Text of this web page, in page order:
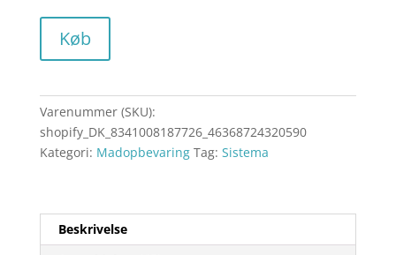
Køb
Varenummer (SKU):
shopify_DK_8341008187726_46368724320590
Kategori: Madopbevaring Tag: Sistema
Beskrivelse